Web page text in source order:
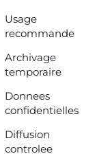
Usage
recommande
Archivage
temporaire
Donnees
confidentielles
Diffusion
controlee